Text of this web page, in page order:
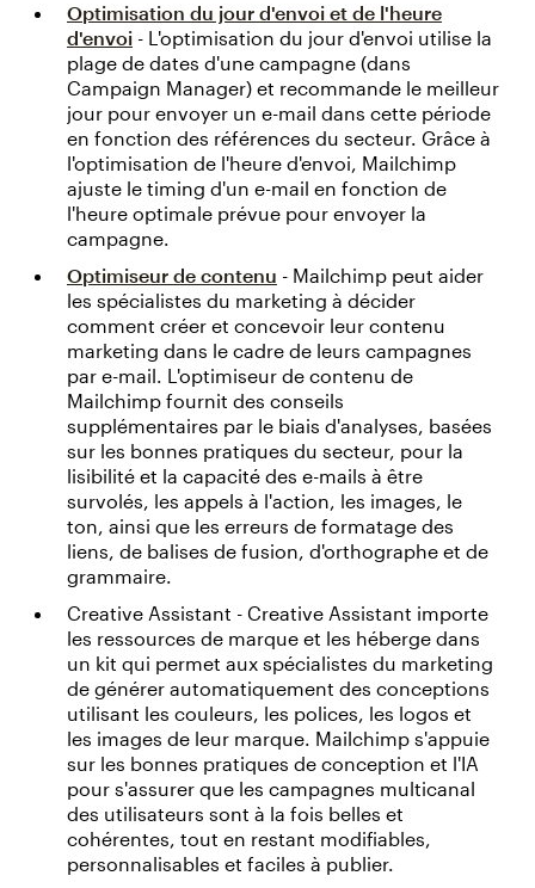
Optimisation du jour d'envoi et de l'heure
d'envoi - L'optimisation du jour d'envoi utilise la
plage de dates d'une campagne (dans
Campaign Manager) et recommande le meilleur
jour pour envoyer un e-mail dans cette période
en fonction des références du secteur. Grâce à
l'optimisation de l'heure d'envoi, Mailchimp
ajuste le timing d'un e-mail en fonction de
l'heure optimale prévue pour envoyer la
campagne.
Optimiseur de contenu - Mailchimp peut aider
les spécialistes du marketing à décider
comment créer et concevoir leur contenu
marketing dans le cadre de leurs campagnes
par e-mail. L'optimiseur de contenu de
Mailchimp fournit des conseils
supplémentaires par le biais d'analyses, basées
sur les bonnes pratiques du secteur, pour la
lisibilité et la capacité des e-mails à être
survolés, les appels à l'action, les images, le
ton, ainsi que les erreurs de formatage des
liens, de balises de fusion, d'orthographe et de
grammaire.
Creative Assistant - Creative Assistant importe
les ressources de marque et les héberge dans
un kit qui permet aux spécialistes du marketing
de générer automatiquement des conceptions
utilisant les couleurs, les polices, les logos et
les images de leur marque. Mailchimp s'appuie
sur les bonnes pratiques de conception et l'IA
pour s'assurer que les campagnes multicanal
des utilisateurs sont à la fois belles et
cohérentes, tout en restant modifiables,
personnalisables et faciles à publier.